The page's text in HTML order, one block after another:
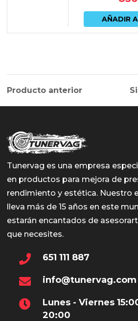
AÑADIR
Producto anterior
Tunervag es una empresa
en productos para mejora de
rendimiento y estética. Nuestro
lleva más de 15 años en este
estarán encantados de
que necesites.
651 111 887
info@tunervag.com
Lunes - Viernes
20:00